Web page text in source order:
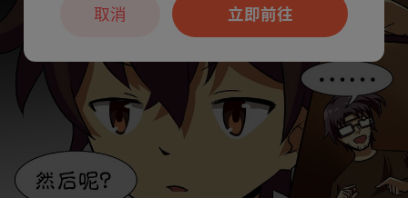
立即前往
取消